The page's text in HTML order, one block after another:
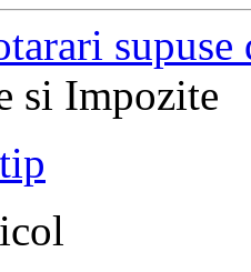
si Impozite